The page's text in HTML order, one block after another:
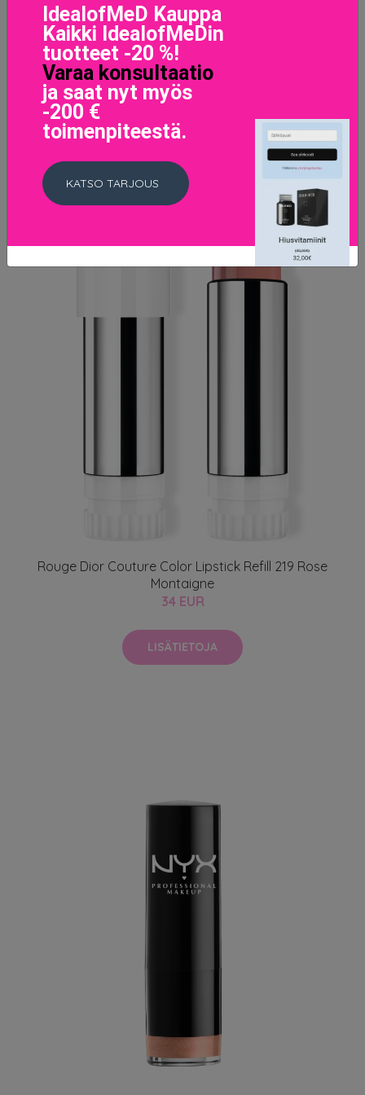
LISÄTIETOJA
Rouge Dior Couture Color Lipstick Refill 219 Rose
Montaigne
34 EUR
LISÄTIETOJA
IdealofMeD Kauppa
Kaikki IdealofMeDin
tuotteet -20 %!
Varaa konsultaatio
ja saat nyt myös
-200 €
toimenpiteestä.
KATSO TARJOUS